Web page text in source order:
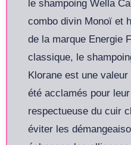
le shampoing Wella
combo divin Monoï et
de la marque Energie
classique, le
Klorane est une
été acclamés pour
respectueuse du cuir
éviter les